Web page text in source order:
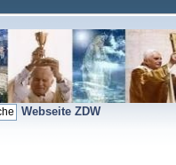
Webseite ZDW